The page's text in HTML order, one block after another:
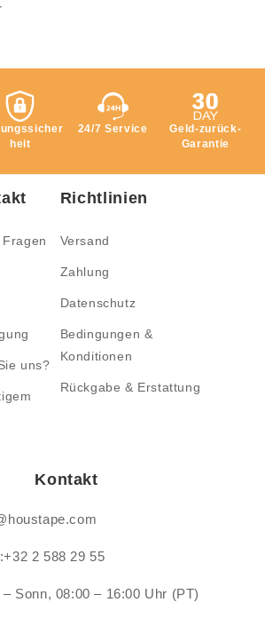
heit
24/7 Service
Geld-zurück-
Garantie
uns?
Richtlinien
Versand
Zahlung
Datenschutz
Bedingungen &
Konditionen
Rückgabe & Erstattung
Kontakt
2 588 29 55
Sonn, 08:00 – 16:00 Uhr (PT)